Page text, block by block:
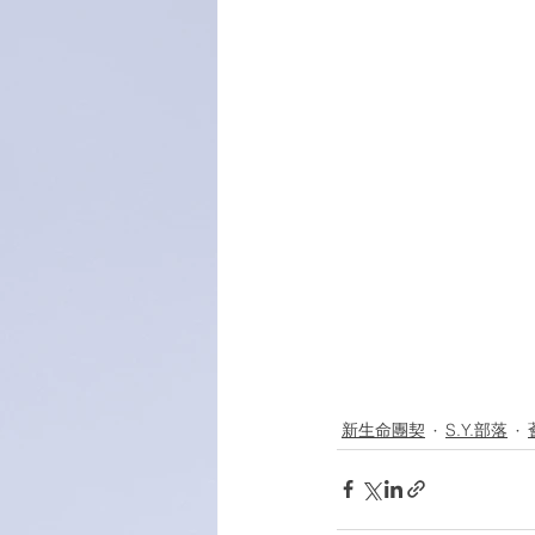
新生命團契 S.Y.部落